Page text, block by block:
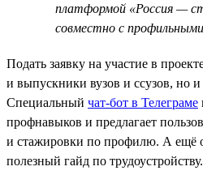
платформой «Россия —
совместно с
Подать заявку на участие в
и выпускники вузов и ссузов, но и
Специальный чат-бот в Телеграме
профнавыков и предлагает
и стажировки по профилю. А ещё
полезный гайд по трудоустройству.